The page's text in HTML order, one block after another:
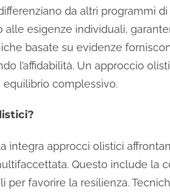
da altri programmi
alle esigenze individuali,
basate su evidenze
l’affidabilità. Un approccio
complessivo.
integra approcci olistici
Questo include la
per favorire la resilienza.